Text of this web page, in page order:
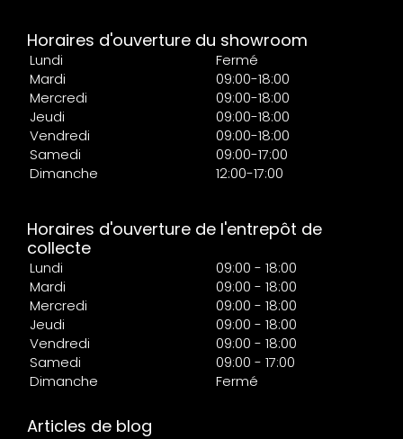
Horaires d'ouverture du showroom
Lundi
Fermé
Mardi
09:00-18:00
Mercredi
09:00-18:00
Jeudi
09:00-18:00
Vendredi
09:00-18:00
Samedi
09:00-17:00
Dimanche
12:00-17:00
Horaires d'ouverture de l'entrepôt de
collecte
Lundi
09:00 - 18:00
Mardi
09:00 - 18:00
Mercredi
09:00 - 18:00
Jeudi
09:00 - 18:00
Vendredi
09:00 - 18:00
Samedi
09:00 - 17:00
Dimanche
Fermé
Articles de blog